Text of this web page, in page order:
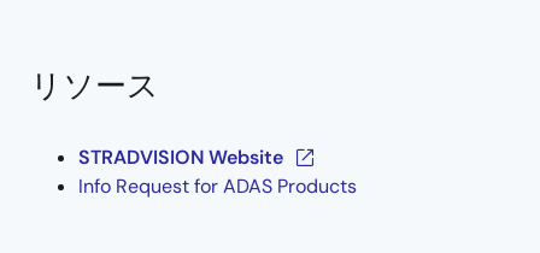
リソース
STRADVISION Website
Info Request for ADAS Products